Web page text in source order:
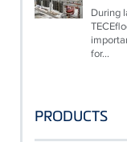
During
for...
PRODUCTS